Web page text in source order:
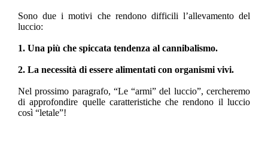
Sono due i motivi che rendono difficili l’allevamento del
luccio:
1. Una più che spiccata tendenza al cannibalismo.
2. La necessità di essere alimentati con organismi vivi.
Nel prossimo paragrafo, “Le “armi” del luccio”, cercheremo
di approfondire quelle caratteristiche che rendono il luccio
così “letale”!